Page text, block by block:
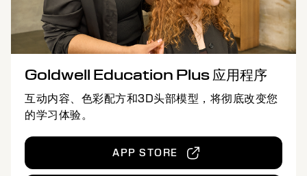
Goldwell Education Plus 应用程序
互动内容、色彩配方和3D头部模型，将彻底改变您
的学习体验。
APP STORE